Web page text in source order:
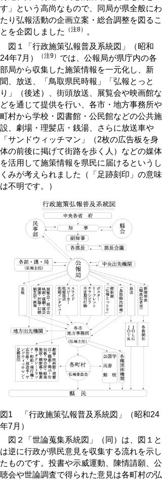
す」という高尚なもので、同局が県全般にわ
たり弘報活動の企画立案・総合調整を図るこ
とを企図しました
（注8）
。
図１「行政施策弘報普及系統図」（昭和
24年7月）
（注9） では、公報局が県庁内の各
部局から収集した施策情報を一元化し、新
聞、放送、「鳥取県民時報」「弘報とっと
り」（後述）、街頭放送、展覧会や映画館な
どを通じて提供を行い、各市・地方事務所や
町村から学校・図書館・公民館などの公共施
設、劇場・理髪店・銭湯、さらに放送車や
「サンドウィッチマン」（2枚の広告板を身
体の前後に掲げて街路を歩く人）などの媒体
を活用して施策情報を県民に届けるというし
くみが考えられました（「足跡刻印」の意味
は不明です。）
図1 「行政施策弘報普及系統図」（昭和24
年7月）
図２「世論蒐集系統図」（同）は、図１と
は逆に行政が県民意見を収集する流れを示し
たものです。投書や示威運動、陳情請願、公
聴会や世論調査で得られた意見は各町村の弘